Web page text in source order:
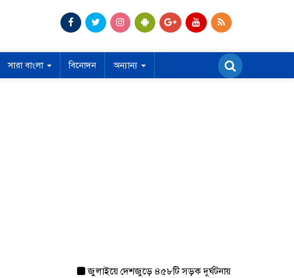
সারা বাংলা বিনোদন অন্যান্য
জুলাইয়ে দেশজুড়ে ৪৫৮টি সড়ক দুর্ঘটনায় ৪১৬ জন নিহত হয়েছেন